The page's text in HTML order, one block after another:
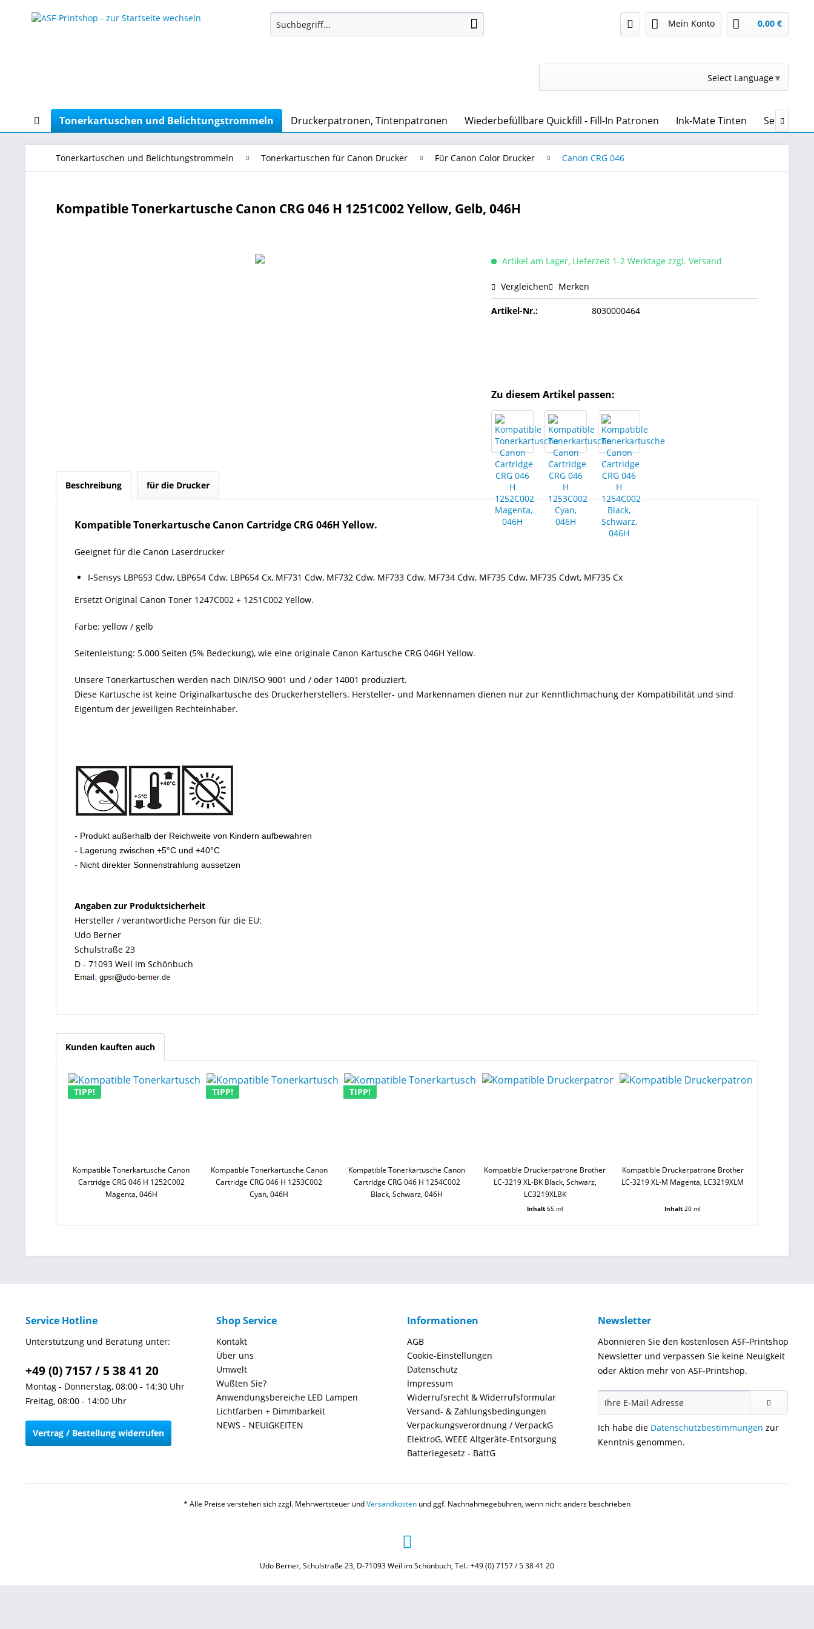
Mein Konto 0,00 €
Select Language▼
Tonerkartuschen und Belichtungstrommeln Druckerpatronen, Tintenpatronen Wiederbefüllbare Quickfill - Fill-In Patronen Ink-Mate Tinten Sensient

Tonerkartuschen und Belichtungstrommeln Tonerkartuschen für Canon Drucker Für Canon Color Drucker Canon CRG 046
Kompatible Tonerkartusche Canon CRG 046 H 1251C002 Yellow, Gelb, 046H
Artikel am Lager, Lieferzeit 1-2 Werktage zzgl. Versand
Vergleichen Merken
Artikel-Nr.: 8030000464
Zu diesem Artikel passen:
Beschreibung für die Drucker
Kompatible Tonerkartusche Canon Cartridge CRG 046H Yellow.
Geeignet für die Canon Laserdrucker
I-Sensys LBP653 Cdw, LBP654 Cdw, LBP654 Cx, MF731 Cdw, MF732 Cdw, MF733 Cdw, MF734 Cdw, MF735 Cdw, MF735 Cdwt, MF735 Cx
Ersetzt Original Canon Toner 1247C002 + 1251C002 Yellow.
Farbe: yellow / gelb
Seitenleistung: 5.000 Seiten (5% Bedeckung), wie eine originale Canon Kartusche CRG 046H Yellow.
Unsere Tonerkartuschen werden nach DIN/ISO 9001 und / oder 14001 produziert.
Diese Kartusche ist keine Originalkartusche des Druckerherstellers. Hersteller- und Markennamen dienen nur zur Kenntlichmachung der Kompatibilität und sind
Eigentum der jeweiligen Rechteinhaber.
- Produkt außerhalb der Reichweite von Kindern aufbewahren
- Lagerung zwischen +5°C und +40°C
- Nicht direkter Sonnenstrahlung aussetzen
Angaben zur Produktsicherheit
Hersteller / verantwortliche Person für die EU:
Udo Berner
Schulstraße 23
D - 71093 Weil im Schönbuch
Kunden kauften auch
TIPP!
Kompatible Tonerkartusche Canon
Cartridge CRG 046 H 1252C002
Magenta, 046H
TIPP!
Kompatible Tonerkartusche Canon
Cartridge CRG 046 H 1253C002
Cyan, 046H
TIPP!
Kompatible Tonerkartusche Canon
Cartridge CRG 046 H 1254C002
Black, Schwarz, 046H
Kompatible Druckerpatrone Brother
LC-3219 XL-BK Black, Schwarz,
LC3219XLBK
Inhalt 65 ml
Kompatible Druckerpatrone Brother
LC-3219 XL-M Magenta, LC3219XLM
Inhalt20 ml
Service Hotline
Unterstützung und Beratung unter:
+49 (0) 7157 / 5 38 41 20
Montag - Donnerstag, 08:00 - 14:30 Uhr
Freitag, 08:00 - 14:00 Uhr
Vertrag / Bestellung widerrufen
Shop Service
Kontakt
Über uns
Umwelt
Wußten Sie?
Anwendungsbereiche LED Lampen
Lichtfarben + Dimmbarkeit
NEWS - NEUIGKEITEN
Informationen
AGB
Cookie-Einstellungen
Datenschutz
Impressum
Widerrufsrecht & Widerrufsformular
Versand- & Zahlungsbedingungen
Verpackungsverordnung / VerpackG
ElektroG, WEEE Altgeräte-Entsorgung
Batteriegesetz - BattG
Newsletter
Abonnieren Sie den kostenlosen ASF-Printshop
Newsletter und verpassen Sie keine Neuigkeit
oder Aktion mehr von ASF-Printshop.
Ich habe die Datenschutzbestimmungen zur
Kenntnis genommen.
* Alle Preise verstehen sich zzgl. Mehrwertsteuer undVersandkosten und ggf. Nachnahmegebühren, wenn nicht anders beschrieben
Udo Berner, Schulstraße 23, D-71093 Weil im Schönbuch, Tel.: +49 (0) 7157 / 5 38 41 20